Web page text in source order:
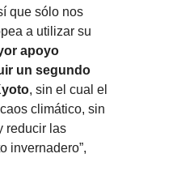
que sólo nos
a utilizar su
apoyo
un segundo
, sin el cual el
climático, sin
reducir las
invernadero”,